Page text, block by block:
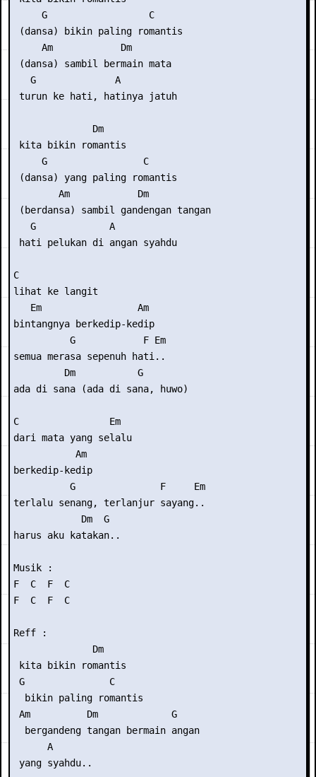
     G                  C
(dansa) bikin paling romantis
     Am            Dm
(dansa) sambil bermain mata
   G              A
turun ke hati, hatinya jatuh
              Dm
kita bikin romantis
     G                 C
(dansa) yang paling romantis
        Am            Dm
(berdansa) sambil gandengan tangan
   G             A
hati pelukan di angan syahdu
C
lihat ke langit
   Em                 Am
bintangnya berkedip-kedip
          G            F Em
semua merasa sepenuh hati..
         Dm           G
ada di sana (ada di sana, huwo)
C                Em
dari mata yang selalu
           Am
berkedip-kedip
          G               F     Em
terlalu senang, terlanjur sayang..
            Dm  G
harus aku katakan..
Musik :
F  C  F  C
F  C  F  C
Reff :
              Dm
kita bikin romantis
G               C
  bikin paling romantis
Am          Dm             G
  bergandeng tangan bermain angan
      A
yang syahdu..